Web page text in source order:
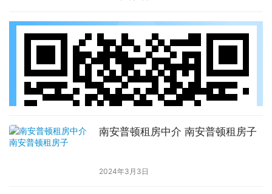
南安普顿租房中介 南安普顿租房子
2024年3月3日